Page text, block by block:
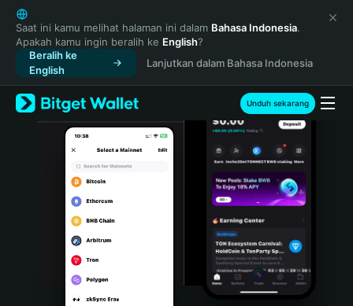
English
日本語
Tiếng Việt
Русский
Español (Latinoamérica)
Türkçe
Italiano
Português (Portugal)
Bahasa Indonesia
Saat ini kamu melihat halaman ini dalam Bahasa Indonesia.
Apakah kamu ingin beralih ke English?
Beralih ke
English
Lanjutkan dalam Bahasa Indonesia
Unduh sekarang